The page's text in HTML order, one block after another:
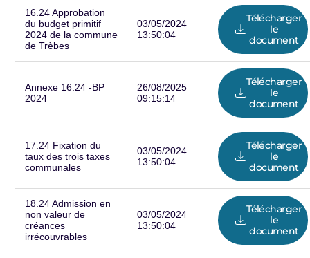
16.24 Approbation
du budget primitif
2024 de la commune
de Trèbes
03/05/2024
13:50:04
Télécharger
le
document
Annexe 16.24 -BP
2024
26/08/2025
09:15:14
Télécharger
le
document
17.24 Fixation du
taux des trois taxes
communales
03/05/2024
13:50:04
Télécharger
le
document
18.24 Admission en
non valeur de
créances
irrécouvrables
03/05/2024
13:50:04
Télécharger
le
document